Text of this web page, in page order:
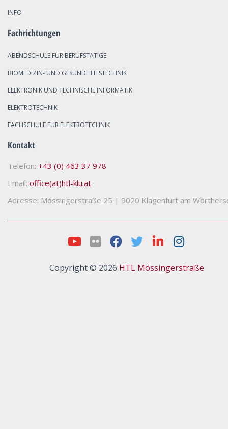
INFO
Fachrichtungen
ABENDSCHULE FÜR BERUFSTÄTIGE
BIOMEDIZIN- UND GESUNDHEITSTECHNIK
ELEKTRONIK UND TECHNISCHE INFORMATIK
ELEKTROTECHNIK
FACHSCHULE FÜR ELEKTROTECHNIK
Kontakt
Telefon: +43 (0) 463 37 978
Email: office(at)htl-klu.at
Adresse: Mössingerstraße 25 | 9020 Klagenfurt am
Copyright © 2026 HTL Mössingerstraße